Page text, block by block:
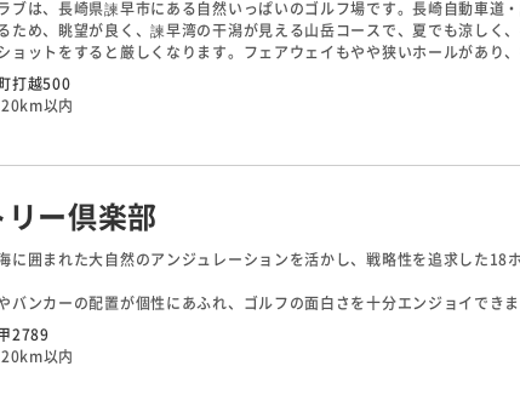
ブは、長崎県諫早市にある自然いっぱいのゴルフ場です。長崎自動車道
ため、眺望が良く、諫早湾の干潟が見える山岳コースで、夏でも涼しく
ョットをすると厳しくなります。フェアウェイもやや狭いホールがあり
大きく方向性が狂いやすくなっています。戦略的なホールも多く、初心
打越500
以内
ー倶楽部
に囲まれた大自然のアンジュレーションを活かし、戦略性を追求した18
バンカーの配置が個性にあふれ、ゴルフの面白さを十分エンジョイできま
ウェイが広いので思い切り叩いていけますが、フェアウェイのうねりが
、狙い所は狭い為、正確にかつ飛ばさないとパーは苦しいコースとなって
2789
以内